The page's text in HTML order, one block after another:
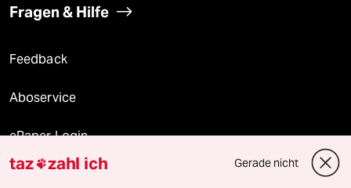
Fragen & Hilfe
Feedback
Aboservice
ePaper Login
Downloads für Abonnierende
taz zahl ich Gerade nicht